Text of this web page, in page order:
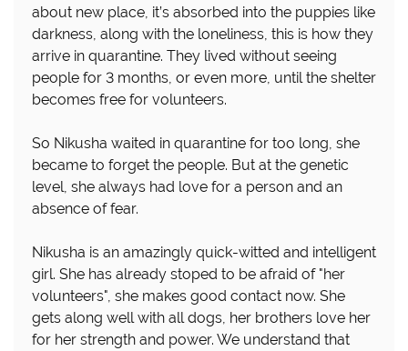
about new place, it’s absorbed into the puppies like
darkness, along with the loneliness, this is how they
arrive in quarantine. They lived without seeing
people for 3 months, or even more, until the shelter
becomes free for volunteers.
So Nikusha waited in quarantine for too long, she
became to forget the people. But at the genetic
level, she always had love for a person and an
absence of fear.
Nikusha is an amazingly quick-witted and intelligent
girl. She has already stoped to be afraid of "her
volunteers", she makes good contact now. She
gets along well with all dogs, her brothers love her
for her strength and power. We understand that